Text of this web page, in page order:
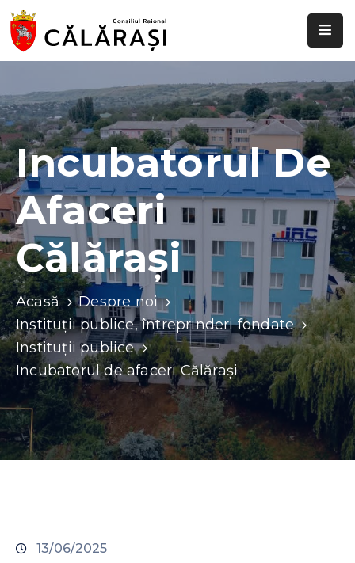
Știri
și
evenimente
Transparență
decizională
Comisii
raionale
Funcții
vacante
Contacte
Incubatorul De
Afaceri
Călărași
Acasă
Despre noi
Instituții publice, întreprinderi fondate
Instituții publice
Incubatorul de afaceri Călărași
13/06/2025